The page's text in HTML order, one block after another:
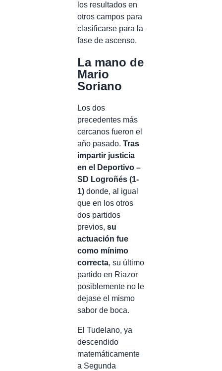
los resultados en
otros campos para
clasificarse para la
fase de ascenso.
La mano de
Mario
Soriano
Los dos
precedentes más
cercanos fueron el
año pasado. Tras
impartir justicia
en el Deportivo –
SD Logroñés (1-
1) donde, al igual
que en los otros
dos partidos
previos, su
actuación fue
como mínimo
correcta, su último
partido en Riazor
posiblemente no le
dejase el mismo
sabor de boca.
El Tudelano, ya
descendido
matemáticamente
a Segunda